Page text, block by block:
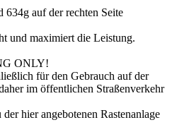
auf der rechten Seite
und maximiert die Leistung.
ONLY!
für den Gebrauch auf der
im öffentlichen Straßenverkehr
hier angebotenen Rastenanlage